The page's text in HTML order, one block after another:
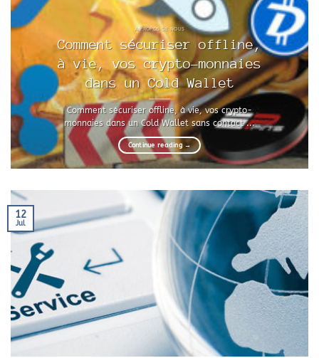
A PROPOS DE NOUS
Comment sécuriser offline,
à vie, vos crypto-monnaies
dans un Cold Wallet
Comment sécuriser offline, à vie, vos crypto-
monnaies dans un Cold Wallet sans contact ...
Continue reading →
12
Jul